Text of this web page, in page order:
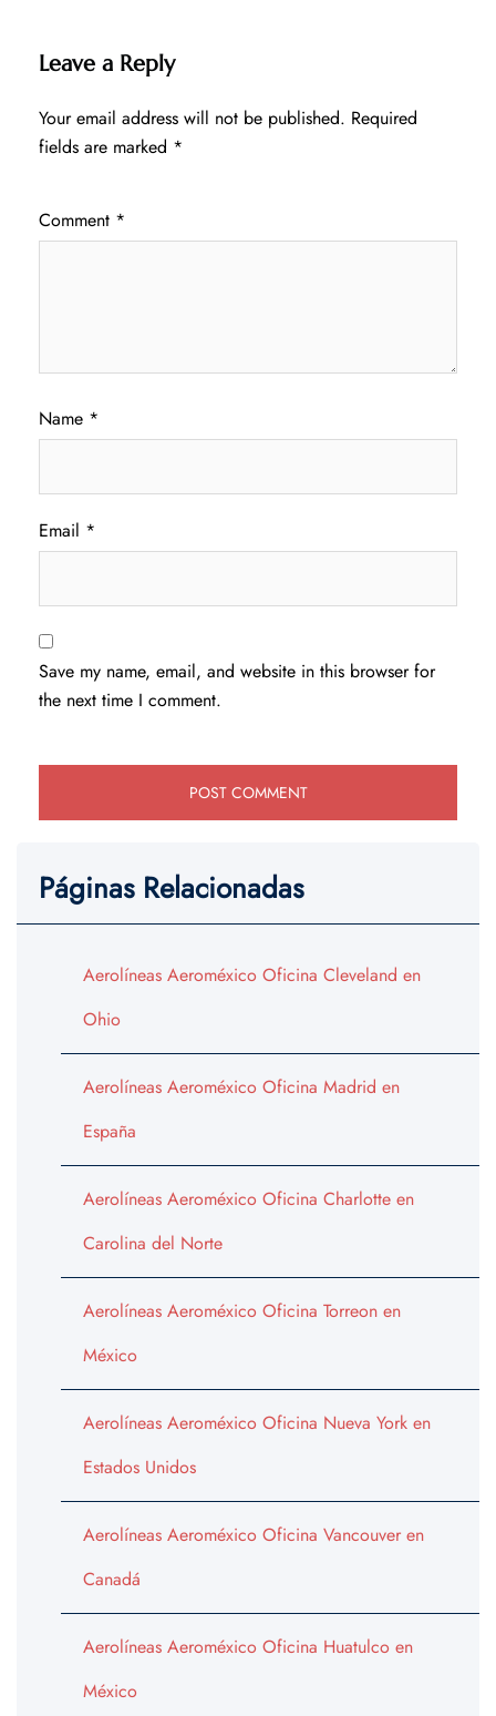
Leave a Reply
Your email address will not be published. Required
fields are marked *
Comment *
Name *
Email *
Save my name, email, and website in this browser for
the next time I comment.
Páginas Relacionadas
Aerolíneas Aeroméxico Oficina Cleveland en
Ohio
Aerolíneas Aeroméxico Oficina Madrid en
España
Aerolíneas Aeroméxico Oficina Charlotte en
Carolina del Norte
Aerolíneas Aeroméxico Oficina Torreon en
México
Aerolíneas Aeroméxico Oficina Nueva York en
Estados Unidos
Aerolíneas Aeroméxico Oficina Vancouver en
Canadá
Aerolíneas Aeroméxico Oficina Huatulco en
México